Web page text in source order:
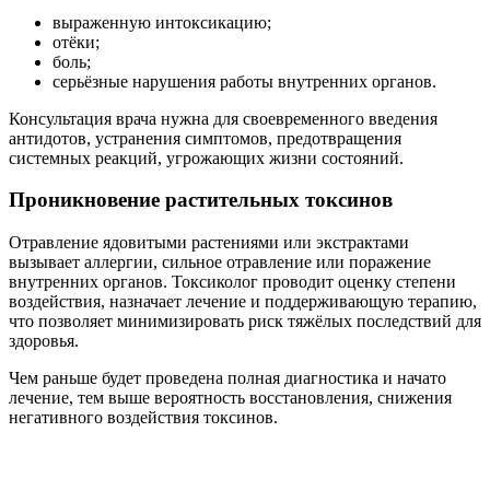
выраженную интоксикацию;
отёки;
боль;
серьёзные нарушения работы внутренних органов.
Консультация врача нужна для своевременного введения
антидотов, устранения симптомов, предотвращения
системных реакций, угрожающих жизни состояний.
Проникновение растительных токсинов
Отравление ядовитыми растениями или экстрактами
вызывает аллергии, сильное отравление или поражение
внутренних органов. Токсиколог проводит оценку степени
воздействия, назначает лечение и поддерживающую терапию,
что позволяет минимизировать риск тяжёлых последствий для
здоровья.
Чем раньше будет проведена полная диагностика и начато
лечение, тем выше вероятность восстановления, снижения
негативного воздействия токсинов.